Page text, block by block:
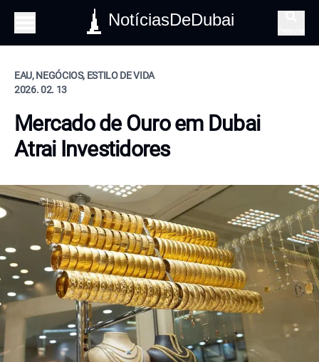
NotíciasDeDubai
EAU, NEGÓCIOS, ESTILO DE VIDA
2026. 02. 13
Mercado de Ouro em Dubai
Atrai Investidores